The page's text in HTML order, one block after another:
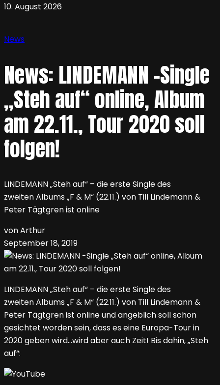
10. August 2026
News
News: LINDEMANN -Single
„Steh auf“ online, Album
am 22.11., Tour 2020 soll
folgen!
LINDEMANN „Steh auf“ – die erste Single des
zweiten Albums „F & M“ (22.11.) von Till Lindemann &
Peter Tägtgren ist online
von Arthur
September 18, 2019
LINDEMANN „Steh auf“ – die erste Single des
zweiten Albums „F & M“ (22.11.) von Till Lindemann &
Peter Tägtgren ist online und angeblich soll schon
gesichtet worden sein, dass es eine Europa-Tour in
2020 geben wird…wird aber auch Zeit! Bis dahin, „Steh
auf“: